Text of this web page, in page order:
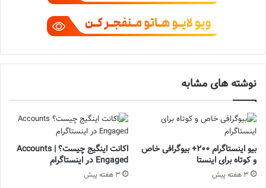
نوشته های مشابه
بیو اینستاگرام 200+ بیوگرافی خاص
و کوتاه برای اینستا
3 هفته پیش
اکانت اینگیج چیست؟ | Accounts
Engaged در اینستاگرام
3 هفته پیش